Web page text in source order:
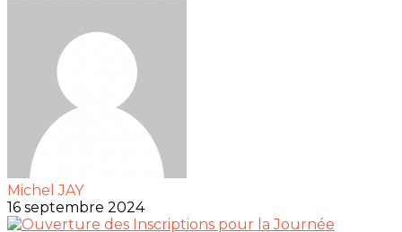
Michel JAY
16 septembre 2024